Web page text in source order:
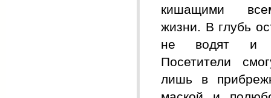
кишащими
жизни.
В глубь
не водят и
Посетители
лишь в